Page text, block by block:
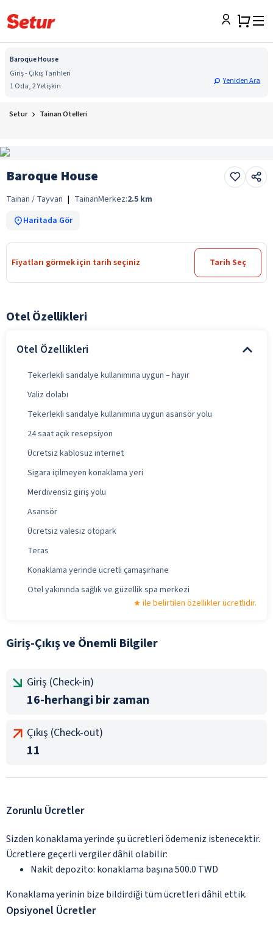
Baroque House
Giriş - Çıkış Tarihleri
1 Oda, 2 Yetişkin
Yeniden Ara
Setur Tainan Otelleri
Baroque House
Tainan / Tayvan | TainanMerkez:2.5 km
Haritada Gör
Fiyatları görmek için tarih seçiniz Tarih Seç
Otel Özellikleri
Otel Özellikleri
Tekerlekli sandalye kullanımına uygun – hayır
Valiz dolabı
Tekerlekli sandalye kullanımına uygun asansör yolu
24 saat açık resepsiyon
Ücretsiz kablosuz internet
Sigara içilmeyen konaklama yeri
Merdivensiz giriş yolu
Asansör
Ücretsiz valesiz otopark
Teras
Konaklama yerinde ücretli çamaşırhane
Otel yakınında sağlık ve güzellik spa merkezi
ile belirtilen özellikler ücretlidir.
Giriş-Çıkış ve Önemli Bilgiler
Giriş (Check-in)
16-herhangi bir zaman
Çıkış (Check-out)
11
Zorunlu Ücretler
Sizden konaklama yerinde şu ücretleri ödemeniz istenecektir.
Ücretlere geçerli vergiler dâhil olabilir:
Nakit depozito: konaklama başına 500.0 TWD
Konaklama yerinin bize bildirdiği tüm ücretleri dâhil ettik.
Opsiyonel Ücretler